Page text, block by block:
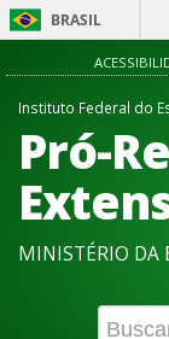
BRASIL
Instituto Federal do
Pró-
MINISTÉRIO DA